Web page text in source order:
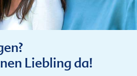
Liebling da!